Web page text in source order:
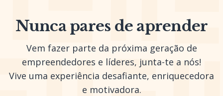
Nunca pares de aprender
Vem fazer parte da próxima geração de
empreendedores e líderes, junta-te a nós!
Vive uma experiência desafiante, enriquecedora
e motivadora.